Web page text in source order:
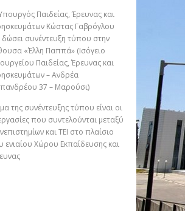
Παιδείας, Έρευνας και
Κώστας Γαβρόγλου
συνέντευξη τύπου στην
«Έλλη Παππά» (Ισόγειο
Παιδείας, Έρευνας και
– Ανδρέα
37 – Μαρούσι)
της συνέντευξης τύπου είναι οι
που συντελούνται μεταξύ
και ΤΕΙ στο πλαίσιο
ενιαίου Χώρου Εκπαίδευσης και